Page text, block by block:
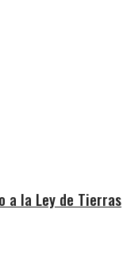
a la Ley de Tierras